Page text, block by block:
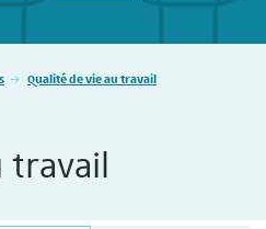
Qualité de vie au travail
travail